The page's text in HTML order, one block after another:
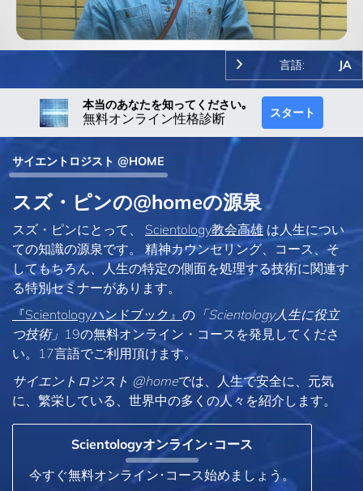
Video
言語: JA
本当のあなたを知ってください｡
無料オンライン性格診断 スタート
サイエントロジスト @HOME
スズ・ピンの@homeの源泉
スズ・ピンにとって、 Scientology教会高雄 は人生につい
ての知識の源泉です。 精神カウンセリング、コース、そ
してもちろん、人生の特定の側面を処理する技術に関連す
る特別セミナーがあります。
『Scientologyハンドブック』 の 「Scientology人生に役立
つ技術」 19の無料オンライン・コースを発見してくださ
い。17言語でご利用頂けます。
サイエントロジスト @homeでは、人生で安全に、元気
に、繁栄している、世界中の多くの人々を紹介します。
Scientologyオンライン･コース
今すぐ無料オンライン･コース始めましょう。